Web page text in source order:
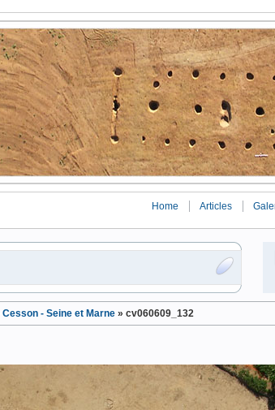
Home Articles
Cesson - Seine et Marne » cv060609_132